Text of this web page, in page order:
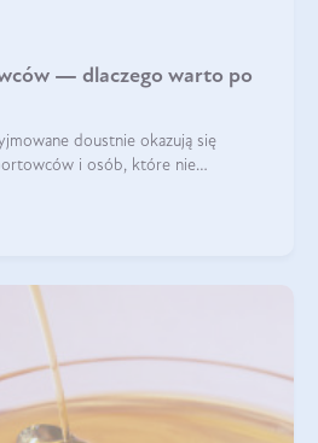
— dlaczego warto po
doustnie okazują się
i osób, które nie